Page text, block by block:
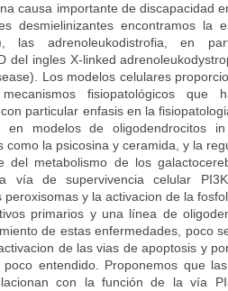
causa importante de discapacidad
desmielinizantes encontramos la
las adrenoleukodistrofia, en
del ingles X-linked
Los modelos celulares
fisiopatológicos que
particular enfasis en la
modelos de oligodendrocitos
la psicosina y ceramida, y la
metabolismo de los
vía de supervivencia celular
y la activacion de la
primarios y una línea de
de estas enfermedades, poco
de las vias de apoptosis y
entendido. Proponemos que
con la función de la vía